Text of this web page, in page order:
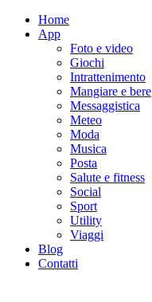
Home
App
Foto e video
Giochi
Intrattenimento
Mangiare e bere
Messaggistica
Meteo
Moda
Musica
Posta
Salute e fitness
Social
Sport
Utility
Viaggi
Blog
Contatti